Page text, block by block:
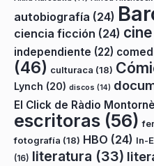
autobiografía (24)
ciencia ficción (24) cine
independiente (22)
(46) culturaca (18)
Lynch (20) discos (14)
El Click de Ràdio
escritoras (56)
fotografía (18) HBO (24) In-
(16) literatura (33)